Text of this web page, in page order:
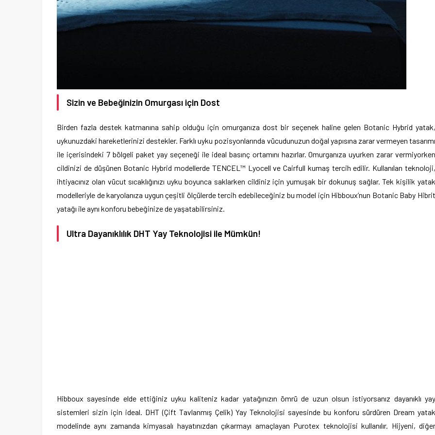
Sizin ve Bebeğinizin Omurgası için Dost
Birden fazla destek katmanına sahip olduğu için omurganıza dost bir seçenek haline gelen Botanic Hybrid yatak,
uykunuzdaki hareketlerinizi destekler. Farklı uyku pozisyonlarında vücudunuzun doğal yapısına zarar vermeyen tasarımı
ile içerisindeki 7 bölgeli paket yay seçeneği ile ideal basınç ortamını hazırlar. Omurganıza uyurken zarar vermiyorken
cildinizi de düşünen Botanic Hybrid modellerde TENCEL™ Lyocell ve Cairfull kumaş tercih edilir. Kullanılan teknoloji,
ihtiyacınız olan vücut sıcaklığınızı uyku boyunca saklarken cildiniz için yumuşak bir dokunuş sağlar. Tek kişilik yatak
modelleriyle de karyolanıza uygun çeşitli ölçülerde tercih edebileceğiniz bu model için Hibboux’nun Botanic Baby Hibrit
yatağı ile aynı konforu bebeğinize de yaşatabilirsiniz.
Ultra Dayanıklılık DHT Yay Teknolojisi ile Mümkün!
Hibboux sayesinde elde ettiğiniz uyku kaliteniz kadar yatağınızın ömrü de uzun olsun istiyorsanız dayanıklı yay
sistemleri sizin için ideal. DHT (Çift Tavlanmış Çelik) Yay Teknolojisi sayesinde bu konforu sürdüren Dream yatak
modelinde aynı zamanda kimyasalı hayatınızdan çıkarmayı amaçlayan Purotex teknolojisi kullanılır. Hijyeni, diğer